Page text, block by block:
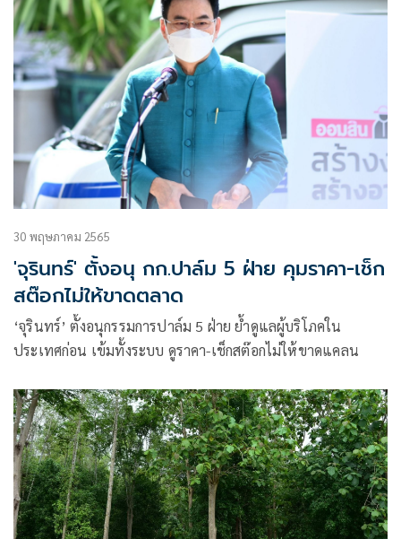
30 พฤษภาคม 2565
'จุรินทร์' ตั้งอนุ กก.ปาล์ม 5 ฝ่าย คุมราคา-เช็ก
สต๊อกไม่ให้ขาดตลาด
‘จุรินทร์’ ตั้งอนุกรรมการปาล์ม 5 ฝ่าย ย้ำดูแลผู้บริโภคใน
ประเทศก่อน เข้มทั้งระบบ ดูราคา-เช็กสต๊อกไม่ให้ขาดแคลน